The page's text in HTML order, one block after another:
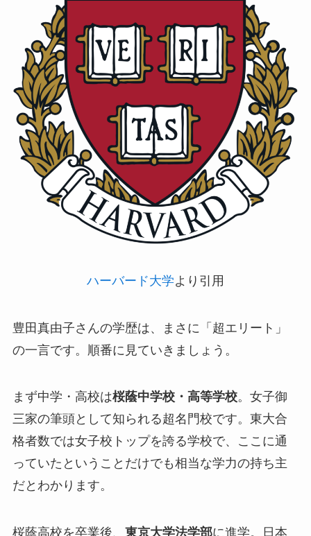
ハーバード大学より引用
豊田真由子さんの学歴は、まさに「超エリート」
の一言です。順番に見ていきましょう。
まず中学・高校は桜蔭中学校・高等学校。女子御
三家の筆頭として知られる超名門校です。東大合
格者数では女子校トップを誇る学校で、ここに通
っていたということだけでも相当な学力の持ち主
だとわかります。
桜蔭高校を卒業後、 東京大学法学部に進学。日本